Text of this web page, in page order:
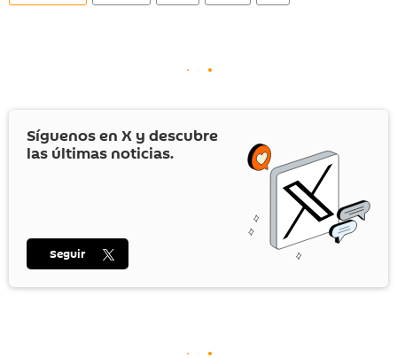
Síguenos en X y descubre
las últimas noticias.
Seguir